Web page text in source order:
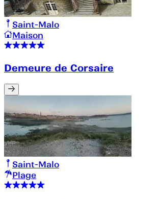
Saint-Malo
Maison
Demeure de Corsaire
Saint-Malo
Plage